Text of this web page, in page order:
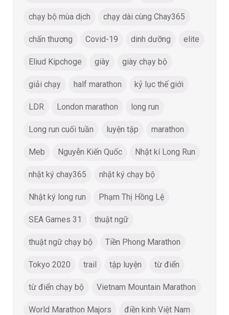
chạy bộ mùa dịch chạy dài cùng Chay365
chấn thương Covid-19 dinh dưỡng elite
Eliud Kipchoge giày giày chạy bộ
giải chạy half marathon kỷ lục thế giới
LDR London marathon long run
Long run cuối tuần luyện tập marathon
Meb Nguyễn Kiến Quốc Nhật kí Long Run
nhật ký chay365 nhật ký chạy bộ
Nhật ký long run Phạm Thị Hồng Lệ
SEA Games 31 thuật ngữ
thuật ngữ chạy bộ Tiền Phong Marathon
Tokyo 2020 trail tập luyện từ điển
từ điển chạy bộ Vietnam Mountain Marathon
World Marathon Majors điền kinh Việt Nam